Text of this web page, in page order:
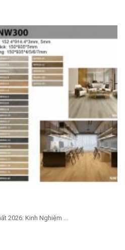
2026: Kinh Nghiệm ...